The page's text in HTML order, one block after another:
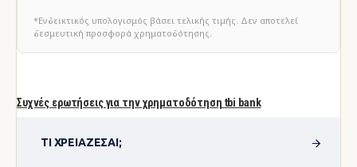
Συχνές ερωτήσεις για την χρηματοδότηση tbi bank
ΤΙ ΧΡΕΙΆΖΕΣΑΙ;
*Ενδεικτικός υπολογισμός βάσει τελικής τιμής. Δεν αποτελεί
δεσμευτική προσφορά χρηματοδότησης.